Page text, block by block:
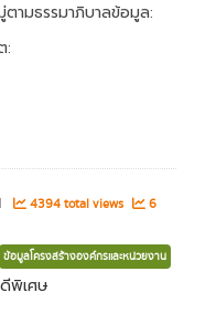
ามธรรมาภิบาลข้อมูล:
:
4394 total views
6
ข้อมูลโครงสร้างองค์กรและหน่วยงาน
พิเศษ